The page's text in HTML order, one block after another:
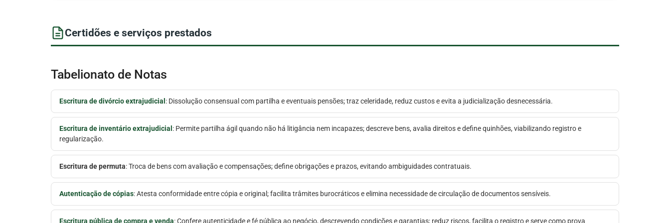
Certidões e serviços prestados
Tabelionato de Notas
Escritura de divórcio extrajudicial : Dissolução consensual com partilha e eventuais pensões; traz celeridade, reduz custos e evita a judicialização desnecessária.
Escritura de inventário extrajudicial : Permite partilha ágil quando não há litigância nem incapazes; descreve bens, avalia direitos e define quinhões, viabilizando registro e
regularização.
Escritura de permuta: Troca de bens com avaliação e compensações; define obrigações e prazos, evitando ambiguidades contratuais.
Autenticação de cópias: Atesta conformidade entre cópia e original; facilita trâmites burocráticos e elimina necessidade de circulação de documentos sensíveis.
Escritura pública de compra e venda: Confere autenticidade e fé pública ao negócio, descrevendo condições e garantias; reduz riscos, facilita o registro e serve como prova